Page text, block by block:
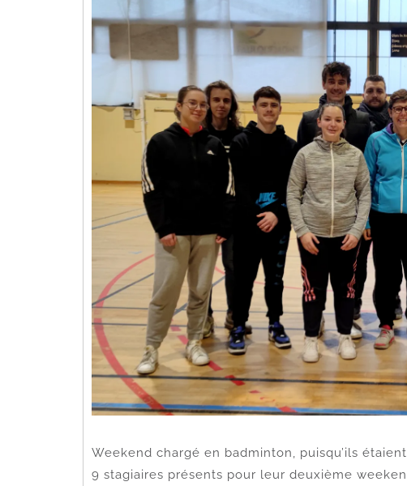
Weekend chargé en badminton, puisqu’ils
9 stagiaires présents pour leur deuxième